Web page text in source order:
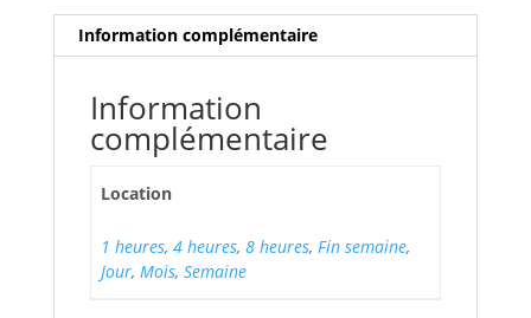
Information complémentaire
Information
complémentaire
Location
1 heures, 4 heures, 8 heures, Fin semaine,
Jour, Mois, Semaine